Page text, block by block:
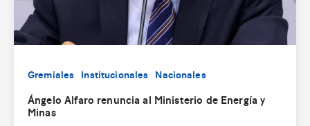
Gremiales Institucionales Nacionales
Ángelo Alfaro renuncia al Ministerio de Energía y
Minas